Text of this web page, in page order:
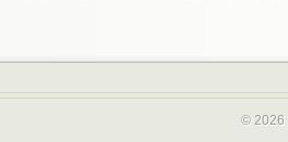
© 2026